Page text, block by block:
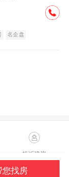
名企盘
您找房
投诉建议